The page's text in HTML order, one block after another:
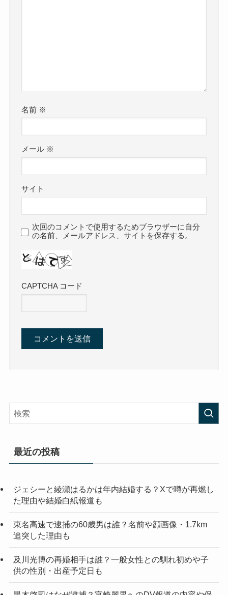
名前 ※
メール ※
サイト
次回のコメントで使用するためブラウザーに自分
の名前、メールアドレス、サイトを保存する。
CAPTCHA コード
最近の投稿
ジェシーと綾瀬はるかは年内結婚する？Xで噂が再燃し
た理由や結婚白紙報道も
東名高速で逮捕の60歳男は誰？名前や顔画像・1.7km
追突した理由も
及川光博の再婚相手は誰？一般女性との馴れ初めや子
供の性別・出産予定日も